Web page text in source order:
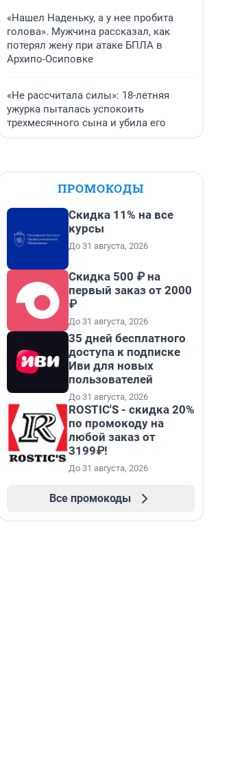
«Нашел Наденьку, а у нее пробита
голова». Мужчина рассказал, как
потерял жену при атаке БПЛА в
Архипо-Осиповке
«Не рассчитала силы»: 18-летняя
ужурка пыталась успокоить
трехмесячного сына и убила его
ПРОМОКОДЫ
Скидка 11% на все
курсы
До 31 августа, 2026
Скидка 500 ₽ на
первый заказ от 2000
₽
До 31 августа, 2026
35 дней бесплатного
доступа к подписке
Иви для новых
пользователей
До 31 августа, 2026
ROSTIC'S - скидка 20%
по промокоду на
любой заказ от
3199₽!
До 31 августа, 2026
Все промокоды